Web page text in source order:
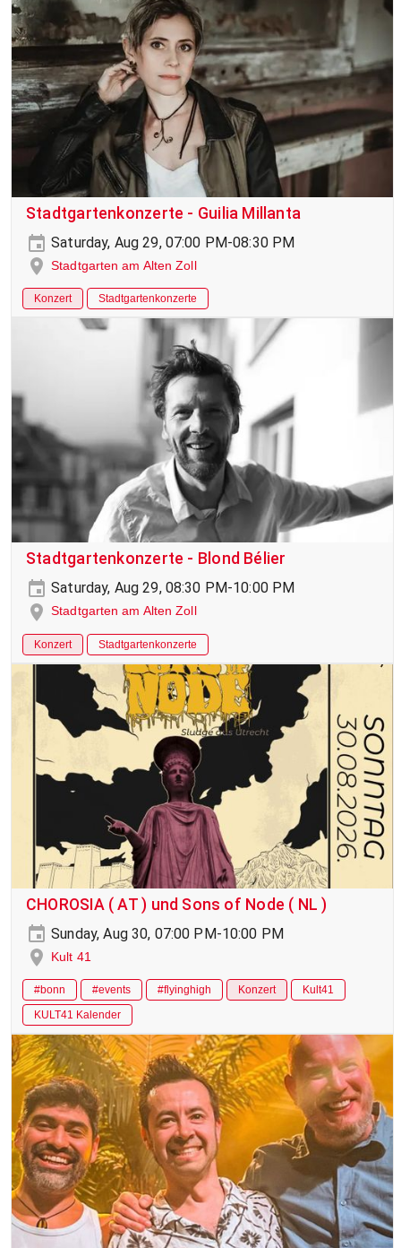
Stadtgartenkonzerte - Guilia Millanta
Saturday, Aug 29, 07:00 PM-08:30 PM
Stadtgarten am Alten Zoll
Konzert Stadtgartenkonzerte
Stadtgartenkonzerte - Blond Bélier
Saturday, Aug 29, 08:30 PM-10:00 PM
Stadtgarten am Alten Zoll
Konzert Stadtgartenkonzerte
CHOROSIA ( AT ) und Sons of Node ( NL )
Sunday, Aug 30, 07:00 PM-10:00 PM
Kult 41
#bonn #events #flyinghigh Konzert
Kult41
KULT41 Kalender